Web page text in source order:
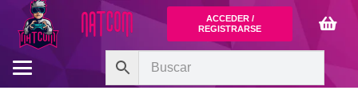
ACCEDER /
REGISTRARSE